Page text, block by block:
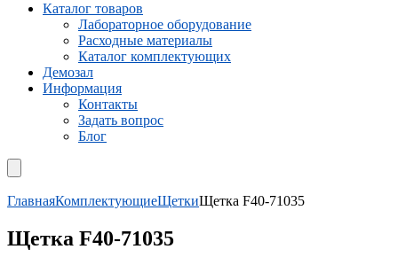
Каталог товаров
Лабораторное оборудование
Расходные материалы
Каталог комплектующих
Демозал
Информация
Контакты
Задать вопрос
Блог
ГлавнаяКомплектующиеЩеткиЩетка F40-71035
Щетка F40-71035